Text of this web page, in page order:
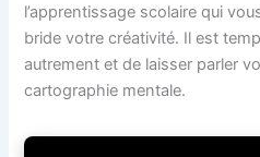
l’apprentissage scolaire qui
bride votre créativité. Il est
autrement et de laisser parler
cartographie mentale.